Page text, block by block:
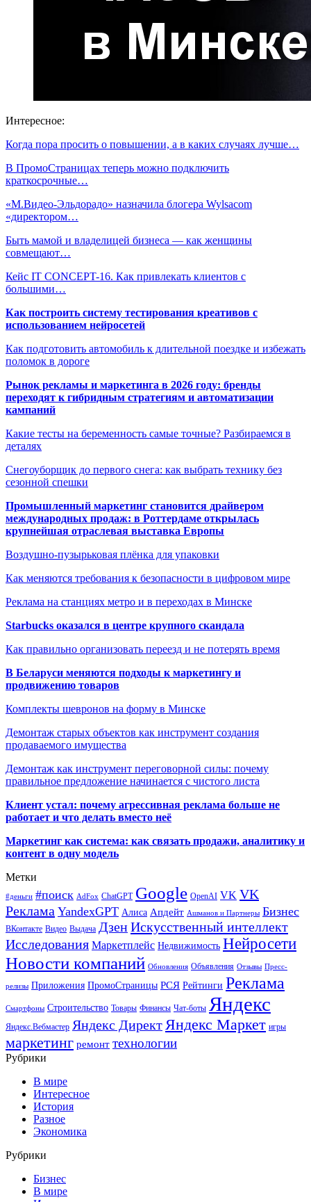
Интересное:
Когда пора просить о повышении, а в каких случаях лучше…
В ПромоСтраницах теперь можно подключить
краткосрочные…
«М.Видео-Эльдорадо» назначила блогера Wylsacom
«директором…
Быть мамой и владелицей бизнеса — как женщины
совмещают…
Кейс IT CONCEPT-16. Как привлекать клиентов с
большими…
Как построить систему тестирования креативов с
использованием нейросетей
Как подготовить автомобиль к длительной поездке и избежать
поломок в дороге
Рынок рекламы и маркетинга в 2026 году: бренды
переходят к гибридным стратегиям и автоматизации
кампаний
Какие тесты на беременность самые точные? Разбираемся в
деталях
Снегоуборщик до первого снега: как выбрать технику без
сезонной спешки
Промышленный маркетинг становится драйвером
международных продаж: в Роттердаме открылась
крупнейшая отраслевая выставка Европы
Воздушно-пузырьковая плёнка для упаковки
Как меняются требования к безопасности в цифровом мире
Реклама на станциях метро и в переходах в Минске
Starbucks оказался в центре крупного скандала
Как правильно организовать переезд и не потерять время
В Беларуси меняются подходы к маркетингу и
продвижению товаров
Комплекты шевронов на форму в Минске
Демонтаж старых объектов как инструмент создания
продаваемого имущества
Демонтаж как инструмент переговорной силы: почему
правильное предложение начинается с чистого листа
Клиент устал: почему агрессивная реклама больше не
работает и что делать вместо неё
Маркетинг как система: как связать продажи, аналитику и
контент в одну модель
Метки
#деньги #поиск AdFox ChatGPT Google OpenAI VK VK
Реклама YandexGPT Алиса Апдейт Ашманов и Партнеры Бизнес
ВКонтакте Видео Выдача ДзенИскусственный интеллект
Исследования Маркетплейс Недвижимость Нейросети
Новости компаний Обновления Объявления Отзывы Пресс-
релизы Приложения ПромоСтраницы РСЯ Рейтинги Реклама
Смартфоны Строительство Товары Финансы Чат-боты Яндекс
Яндекс.Вебмастер Яндекс Директ Яндекс Маркет игры
маркетинг ремонт технологии
Рубрики
В мире
Интересное
История
Разное
Экономика
Рубрики
Бизнес
В мире